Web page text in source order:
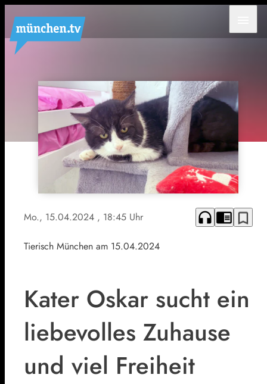
Mo., 15.04.2024 , 18:45 Uhr headphones chrome_reader_mode bookmark_border
Tierisch München am 15.04.2024
Kater Oskar sucht ein
liebevolles Zuhause
und viel Freiheit